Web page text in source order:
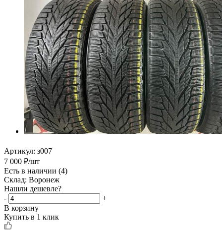
Артикул: з007
7 000 ₽/шт
Есть в наличии (4)
Склад: Воронеж
Нашли дешевле?
-
+
В корзину
Купить в 1 клик